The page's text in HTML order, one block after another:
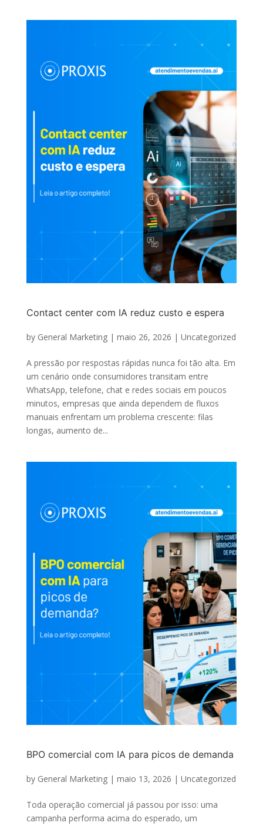
Contact center com IA reduz custo e espera
by General Marketing| maio 26, 2026 | Uncategorized
A pressão por respostas rápidas nunca foi tão alta. Em
um cenário onde consumidores transitam entre
WhatsApp, telefone, chat e redes sociais em poucos
minutos, empresas que ainda dependem de fluxos
manuais enfrentam um problema crescente: filas
longas, aumento de...
BPO comercial com IA para picos de demanda
by General Marketing| maio 13, 2026 | Uncategorized
Toda operação comercial já passou por isso: uma
campanha performa acima do esperado, um